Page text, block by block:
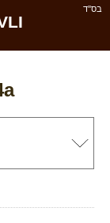
בס''ד